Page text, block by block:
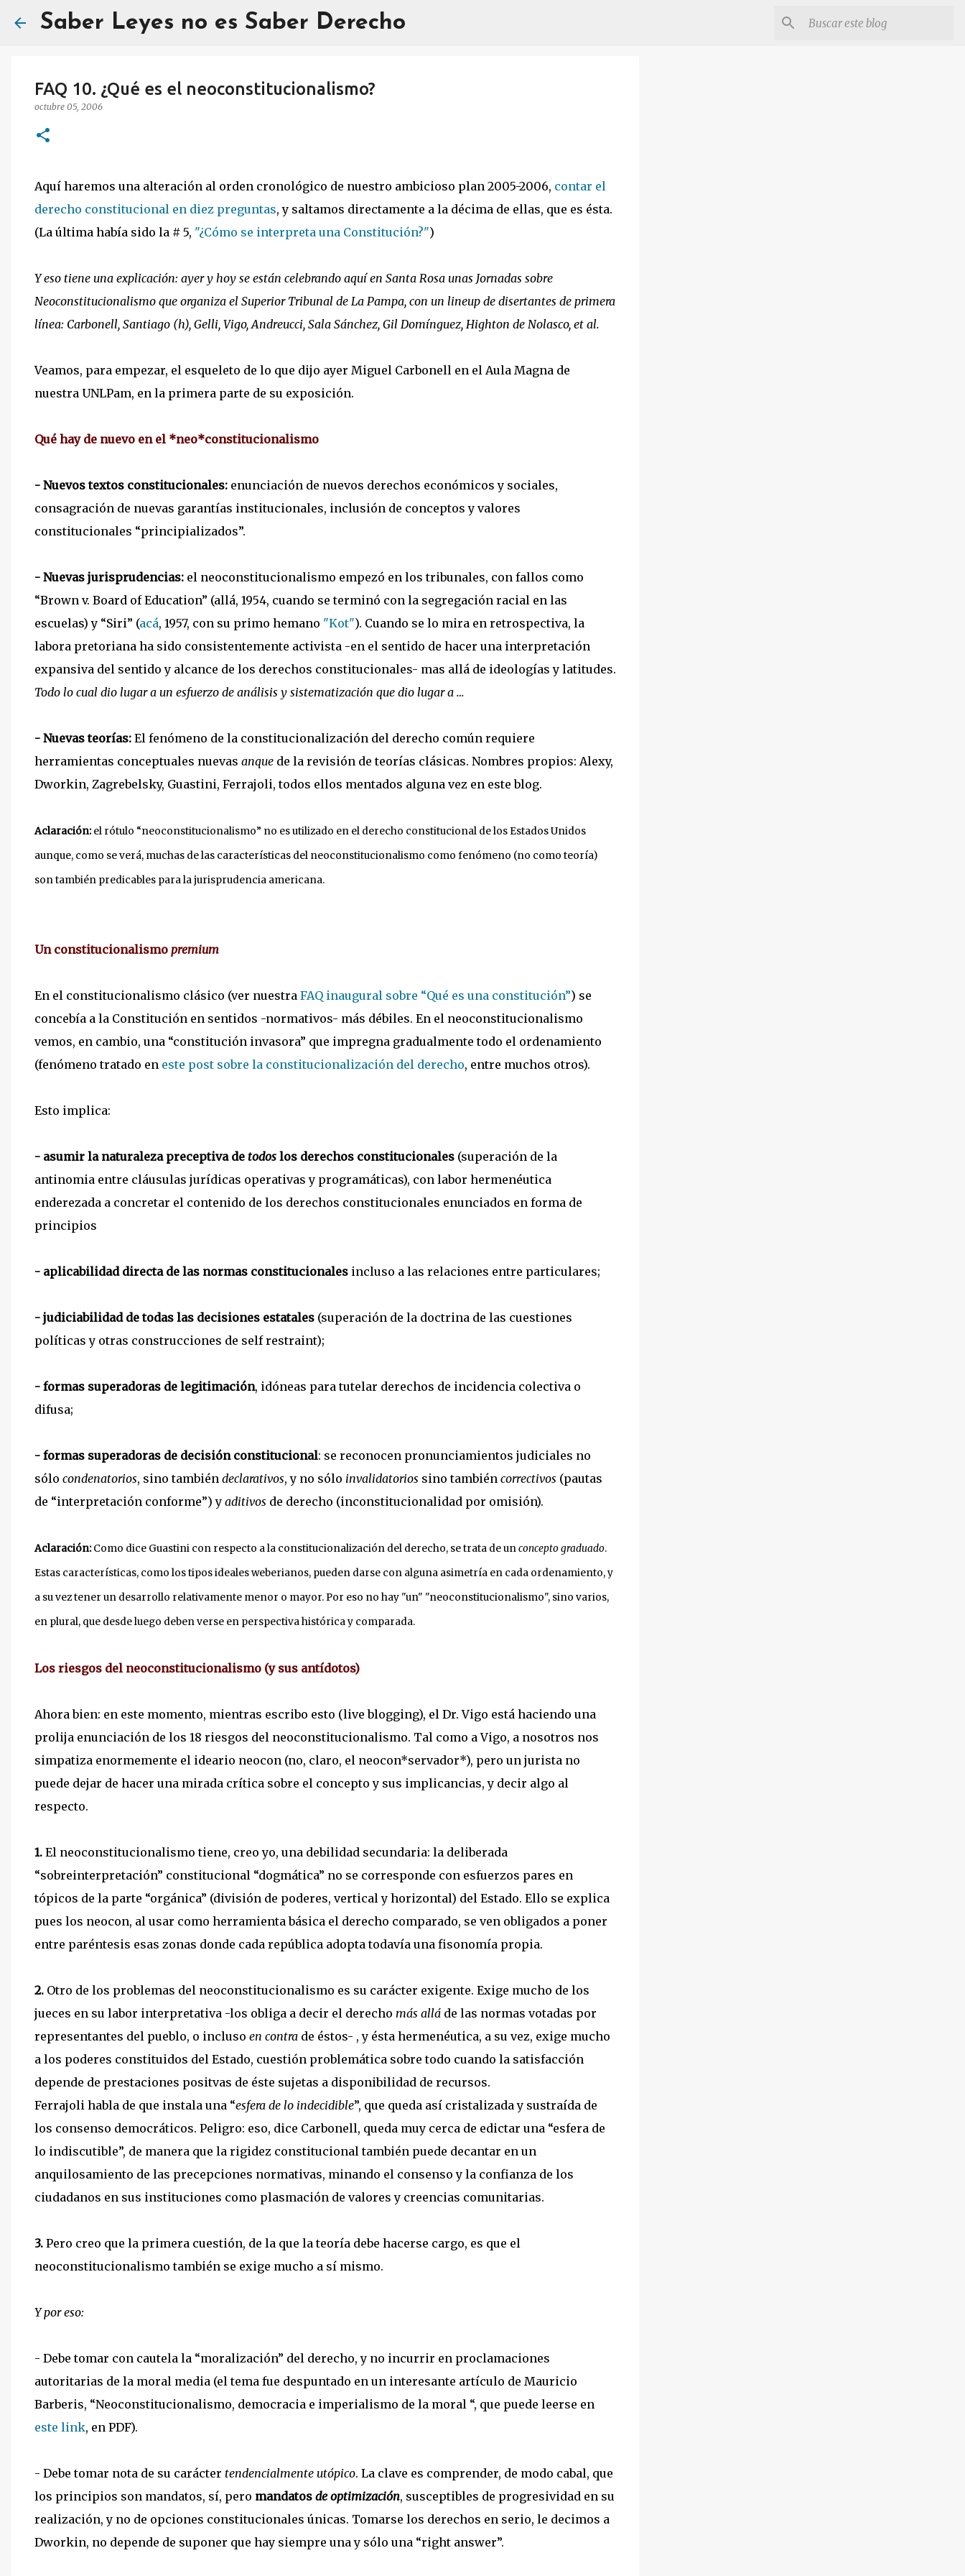
Saber Leyes no es Saber Derecho
FAQ 10. ¿Qué es el neoconstitucionalismo?
octubre 05, 2006
Aquí haremos una alteración al orden cronológico de nuestro ambicioso plan 2005-2006, contar el
derecho constitucional en diez preguntas, y saltamos directamente a la décima de ellas, que es ésta.
(La última había sido la # 5, "¿Cómo se interpreta una Constitución?")
Y eso tiene una explicación: ayer y hoy se están celebrando aquí en Santa Rosa unas Jornadas sobre
Neoconstitucionalismo que organiza el Superior Tribunal de La Pampa, con un lineup de disertantes de primera
línea: Carbonell, Santiago (h), Gelli, Vigo, Andreucci, Sala Sánchez, Gil Domínguez, Highton de Nolasco, et al.
Veamos, para empezar, el esqueleto de lo que dijo ayer Miguel Carbonell en el Aula Magna de
nuestra UNLPam, en la primera parte de su exposición.
Qué hay de nuevo en el *neo*constitucionalismo
- Nuevos textos constitucionales: enunciación de nuevos derechos económicos y sociales,
consagración de nuevas garantías institucionales, inclusión de conceptos y valores
constitucionales “principializados”.
- Nuevas jurisprudencias: el neoconstitucionalismo empezó en los tribunales, con fallos como
“Brown v. Board of Education” (allá, 1954, cuando se terminó con la segregación racial en las
escuelas) y “Siri” (acá, 1957, con su primo hemano "Kot"). Cuando se lo mira en retrospectiva, la
labora pretoriana ha sido consistentemente activista -en el sentido de hacer una interpretación
expansiva del sentido y alcance de los derechos constitucionales- mas allá de ideologías y latitudes.
Todo lo cual dio lugar a un esfuerzo de análisis y sistematización que dio lugar a …
- Nuevas teorías: El fenómeno de la constitucionalización del derecho común requiere
herramientas conceptuales nuevas anque de la revisión de teorías clásicas. Nombres propios: Alexy,
Dworkin, Zagrebelsky, Guastini, Ferrajoli, todos ellos mentados alguna vez en este blog.
Aclaración: el rótulo “neoconstitucionalismo” no es utilizado en el derecho constitucional de los Estados Unidos
aunque, como se verá, muchas de las características del neoconstitucionalismo como fenómeno (no como teoría)
son también predicables para la jurisprudencia americana.
Un constitucionalismo premium
En el constitucionalismo clásico (ver nuestra FAQ inaugural sobre “Qué es una constitución”) se
concebía a la Constitución en sentidos -normativos- más débiles. En el neoconstitucionalismo
vemos, en cambio, una “constitución invasora” que impregna gradualmente todo el ordenamiento
(fenómeno tratado en este post sobre la constitucionalización del derecho, entre muchos otros).
Esto implica:
- asumir la naturaleza preceptiva de todos los derechos constitucionales (superación de la
antinomia entre cláusulas jurídicas operativas y programáticas), con labor hermenéutica
enderezada a concretar el contenido de los derechos constitucionales enunciados en forma de
principios
- aplicabilidad directa de las normas constitucionales incluso a las relaciones entre particulares;
- judiciabilidad de todas las decisiones estatales (superación de la doctrina de las cuestiones
políticas y otras construcciones de self restraint);
- formas superadoras de legitimación, idóneas para tutelar derechos de incidencia colectiva o
difusa;
- formas superadoras de decisión constitucional: se reconocen pronunciamientos judiciales no
sólo condenatorios, sino también declarativos, y no sólo invalidatorios sino también correctivos (pautas
de “interpretación conforme”) y aditivos de derecho (inconstitucionalidad por omisión).
Aclaración: Como dice Guastini con respecto a la constitucionalización del derecho, se trata de unconcepto graduado.
Estas características, como los tipos ideales weberianos, pueden darse con alguna asimetría en cada ordenamiento, y
a su vez tener un desarrollo relativamente menor o mayor. Por eso no hay "un" "neoconstitucionalismo", sino varios,
en plural, que desde luego deben verse en perspectiva histórica y comparada.
Los riesgos del neoconstitucionalismo (y sus antídotos)
Ahora bien: en este momento, mientras escribo esto (live blogging), el Dr. Vigo está haciendo una
prolija enunciación de los 18 riesgos del neoconstitucionalismo. Tal como a Vigo, a nosotros nos
simpatiza enormemente el ideario neocon (no, claro, el neocon*servador*), pero un jurista no
puede dejar de hacer una mirada crítica sobre el concepto y sus implicancias, y decir algo al
respecto.
1. El neoconstitucionalismo tiene, creo yo, una debilidad secundaria: la deliberada
“sobreinterpretación” constitucional “dogmática” no se corresponde con esfuerzos pares en
tópicos de la parte “orgánica” (división de poderes, vertical y horizontal) del Estado. Ello se explica
pues los neocon, al usar como herramienta básica el derecho comparado, se ven obligados a poner
entre paréntesis esas zonas donde cada república adopta todavía una fisonomía propia.
2. Otro de los problemas del neoconstitucionalismo es su carácter exigente. Exige mucho de los
jueces en su labor interpretativa -los obliga a decir el derecho más allá de las normas votadas por
representantes del pueblo, o incluso en contra de éstos- , y ésta hermenéutica, a su vez, exige mucho
a los poderes constituidos del Estado, cuestión problemática sobre todo cuando la satisfacción
depende de prestaciones positvas de éste sujetas a disponibilidad de recursos.
Ferrajoli habla de que instala una “esfera de lo indecidible”, que queda así cristalizada y sustraída de
los consenso democráticos. Peligro: eso, dice Carbonell, queda muy cerca de edictar una “esfera de
lo indiscutible”, de manera que la rigidez constitucional también puede decantar en un
anquilosamiento de las precepciones normativas, minando el consenso y la confianza de los
ciudadanos en sus instituciones como plasmación de valores y creencias comunitarias.
3. Pero creo que la primera cuestión, de la que la teoría debe hacerse cargo, es que el
neoconstitucionalismo también se exige mucho a sí mismo.
Y por eso:
- Debe tomar con cautela la “moralización” del derecho, y no incurrir en proclamaciones
autoritarias de la moral media (el tema fue despuntado en un interesante artículo de Mauricio
Barberis, “Neoconstitucionalismo, democracia e imperialismo de la moral “, que puede leerse en
este link, en PDF).
- Debe tomar nota de su carácter tendencialmente utópico. La clave es comprender, de modo cabal, que
los principios son mandatos, sí, pero mandatos de optimización, susceptibles de progresividad en su
realización, y no de opciones constitucionales únicas. Tomarse los derechos en serio, le decimos a
Dworkin, no depende de suponer que hay siempre una y sólo una “right answer”.